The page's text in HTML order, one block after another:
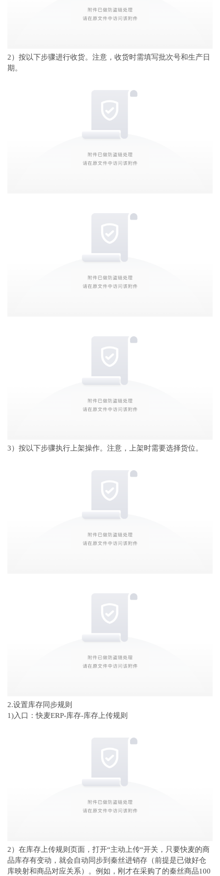
2）按以下步骤进行收货。注意，收货时需填写批次号和生产日
期。
3）按以下步骤执行上架操作。注意，上架时需要选择货位。
2.设置库存同步规则
1)入口：快麦ERP-库存-库存上传规则
2）在库存上传规则页面，打开“主动上传“开关，只要快麦的商
品库存有变动，就会自动同步到秦丝进销存（前提是已做好仓
库映射和商品对应关系）。例如，刚才在采购了的秦丝商品100